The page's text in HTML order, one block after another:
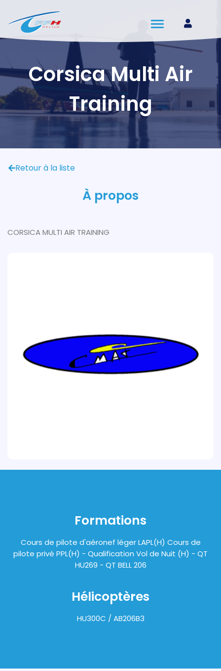
Corsica Multi Air
Training
Retour à la liste
À propos
CORSICA MULTI AIR TRAINING
Formations
Cours de pilote d'aéronef léger LAPL(H) Cours de
pilote privé PPL(H) - Qualification Vol de Nuit (H) - QT
HU269 - QT BELL 206
Hélicoptères
HU300C / AB206B3